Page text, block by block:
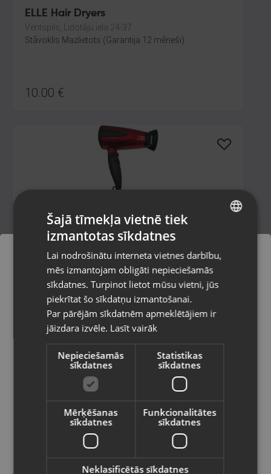
ELLE Hair Dryers
Ventspils, Lidotāju iela 24-37
Stāvoklis Mazlietots (Garantija 12 mēneši)
10.00 €
Brock HD8501
Balvi, Brīvības iela 57
Stāvoklis Mazlietots (Garantija 12 mēneši)
8.00€
Max Pro Infinity Hair Dryer 2100W
Pasūtījumi tiks piegādāti uz
izvēlēto valsti
Vietnes saturs būs attēlots izvēlētajā
valodā
Valsts
Latviešu / Latvian
RUSSIAN
Šajā tīmekļa vietnē tiek
izmantotas sīkdatnes
Lai nodrošinātu interneta vietnes darbību,
mēs izmantojam obligāti nepieciešamās
sīkdatnes. Turpinot lietot mūsu vietni, jūs
piekrītat šo sīkdatņu izmantošanai.
Par pārējām sīkdatnēm apmeklētājiem ir
jāizdara izvēle. Lasīt vairāk
Nepieciešamās
sīkdatnes
Statistikas
sīkdatnes
Mērķēšanas
sīkdatnes
Funkcionalitātes
sīkdatnes
Neklasificētās sīkdatnes